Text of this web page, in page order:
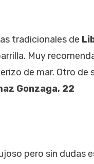
tradicionales de
Muy
de mar. Otro
Gonzaga, 22
pero sin dudas